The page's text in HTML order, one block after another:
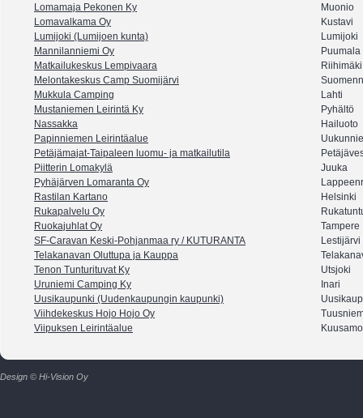
Lomamaja Pekonen Ky
Muonio
Lomavalkama Oy
Kustavi
Lumijoki (Lumijoen kunta)
Lumijoki
Mannilanniemi Oy
Puumala
Matkailukeskus Lempivaara
Riihimäki
Melontakeskus Camp Suomijärvi
Mukkula Camping
Lahti
Mustaniemen Leirintä Ky
Pyhältö
Nassakka
Hailuoto
Papinniemen Leirintäalue
Petäjämajat-Taipaleen luomu- ja matkailutila
Piitterin Lomakylä
Juuka
Pyhäjärven Lomaranta Oy
Rastilan Kartano
Helsinki
Rukapalvelu Oy
Ruokajuhlat Oy
Tampere
SF-Caravan Keski-Pohjanmaa ry / KUTURANTA
Lestijärvi
Telakanavan Oluttupa ja Kauppa
Tenon Tunturituvat Ky
Utsjoki
Uruniemi Camping Ky
Inari
Uusikaupunki (Uudenkaupungin kaupunki)
Viihdekeskus Hojo Hojo Oy
Viipuksen Leirintäalue
Kuusamo
Design © Hi-Vision Oy